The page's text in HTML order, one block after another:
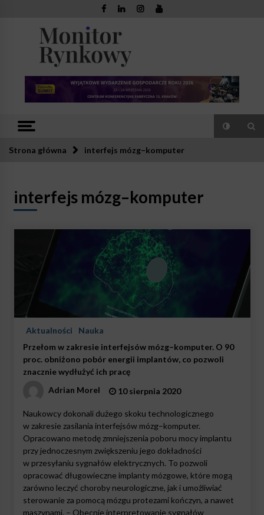
Monitor
Rynkowy
Strona główna interfejs mózg–komputer
interfejs mózg–komputer
Aktualności
Nauka
Przełom w zakresie interfejsów mózg–komputer. O 90
proc. obniżono pobór energii implantów, co pozwoli
znacznie wydłużyć ich pracę
Adrian Morel
10 sierpnia 2020
Naukowcy dokonali dużego skoku technologicznego
w zakresie zasilania interfejsów mózg–komputer.
Opracowano metodę zmniejszenia poboru mocy implantu
przy jednoczesnym zwiększeniu jego dokładności
w przesyłaniu sygnałów elektrycznych. To pozwoli
opracować długowieczne implanty mózgowe, które mogą
zarówno leczyć choroby neurologiczne, jak i umożliwiać
sterowanie za pomocą mózgu protezami kończyn, a nawet
maszynami. – Obecnie interpretowanie sygnałów